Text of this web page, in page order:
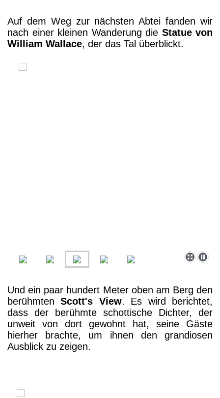
Auf dem Weg zur nächsten Abtei fanden wir
nach einer kleinen Wanderung die Statue von
William Wallace, der das Tal überblickt.
Und ein paar hundert Meter oben am Berg den
berühmtenScott's View. Es wird berichtet,
dass der berühmte schottische Dichter, der
unweit von dort gewohnt hat, seine Gäste
hierher brachte, um ihnen den grandiosen
Ausblick zu zeigen.